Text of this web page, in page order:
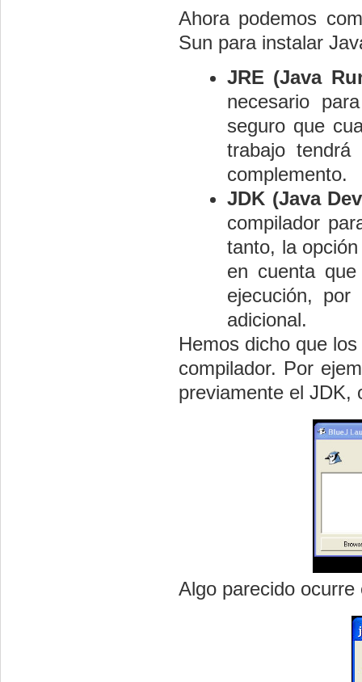
Ahora podemos
Sun para instalar
JRE (Java
necesario
seguro que
trabajo
complemento.
JDK (Java
compilador
tanto, la
en cuenta
ejecución,
adicional.
Hemos dicho que
compilador. Por
previamente el JDK,
Algo parecido ocurre